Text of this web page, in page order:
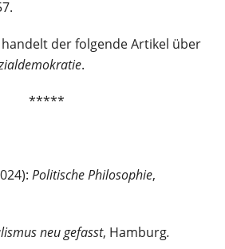
der folgende Artikel über
.
*****
Politische Philosophie,
neu gefasst, Hamburg.